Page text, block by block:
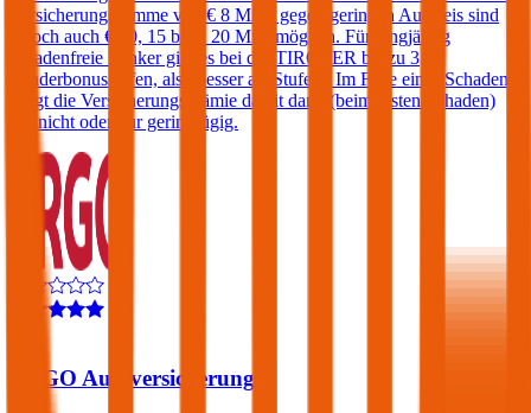
Versicherungssumme von € 8 Mio., gegen geringen Aufpreis sind
jedoch auch € 10, 15 bzw. 20 Mio. möglich. Für langjährig
schadenfreie Lenker gibt es bei der TIROLER bis zu 3
Sonderbonusstufen, also besser als Stufe 0. Im Falle eines Schadens
steigt die Versicherungsprämie damit dann (beim ersten Schaden)
gar nicht oder nur geringfügig.
ERGO Autoversicherung